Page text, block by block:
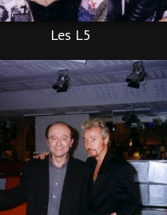
Les L5